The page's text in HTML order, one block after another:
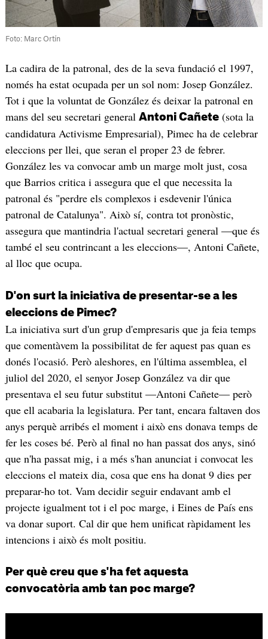
Foto: Marc Ortín
La cadira de la patronal, des de la seva fundació el 1997,
només ha estat ocupada per un sol nom: Josep González.
Tot i que la voluntat de González és deixar la patronal en
mans del seu secretari general Antoni Cañete(sota la
candidatura Activisme Empresarial), Pimec ha de celebrar
eleccions per llei, que seran el proper 23 de febrer.
González les va convocar amb un marge molt just, cosa
que Barrios critica i assegura que el que necessita la
patronal és "perdre els complexos i esdevenir l'única
patronal de Catalunya". Això sí, contra tot pronòstic,
assegura que mantindria l'actual secretari general —que és
també el seu contrincant a les eleccions—, Antoni Cañete,
al lloc que ocupa.
D'on surt la iniciativa de presentar-se a les
eleccions de Pimec?
La iniciativa surt d'un grup d'empresaris que ja feia temps
que comentàvem la possibilitat de fer aquest pas quan es
donés l'ocasió. Però aleshores, en l'última assemblea, el
juliol del 2020, el senyor Josep González va dir que
presentava el seu futur substitut —Antoni Cañete— però
que ell acabaria la legislatura. Per tant, encara faltaven dos
anys perquè arribés el moment i això ens donava temps de
fer les coses bé. Però al final no han passat dos anys, sinó
que n'ha passat mig, i a més s'han anunciat i convocat les
eleccions el mateix dia, cosa que ens ha donat 9 dies per
preparar-ho tot. Vam decidir seguir endavant amb el
projecte igualment tot i el poc marge, i Eines de País ens
va donar suport. Cal dir que hem unificat ràpidament les
intencions i això és molt positiu.
Per què creu que s'ha fet aquesta
convocatòria amb tan poc marge?